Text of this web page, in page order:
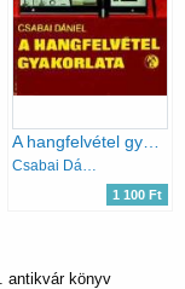
A hangfelvétel gyakorlata
Csabai Dániel
1 100 Ft
antikvár könyv